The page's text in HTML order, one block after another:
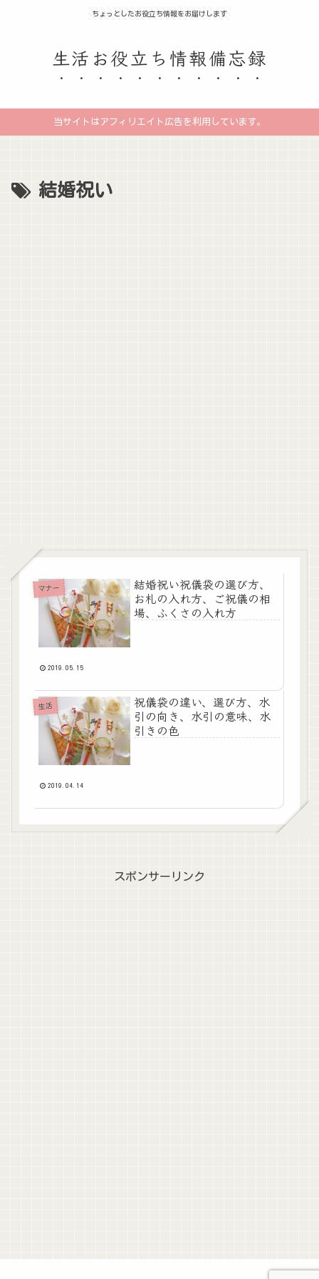
ちょっとしたお役立ち情報をお届けします
生活お役立ち情報備忘録
当サイトはアフィリエイト広告を利用しています。
結婚祝い
マナー
結婚祝い祝儀袋の選び方、
お札の入れ方、ご祝儀の相
場、ふくさの入れ方
2019.05.15
生活
祝儀袋の違い、選び方、水
引の向き、水引の意味、水
引きの色
2019.04.14
スポンサーリンク